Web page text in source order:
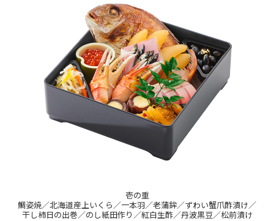
壱の重
鯛姿焼／北海道産上いくら／一本羽／老蒲鉾／ずわい蟹爪酢漬け／
干し柿日の出巻／のし紙田作り／紅白生酢／丹波黒豆／松前漬け